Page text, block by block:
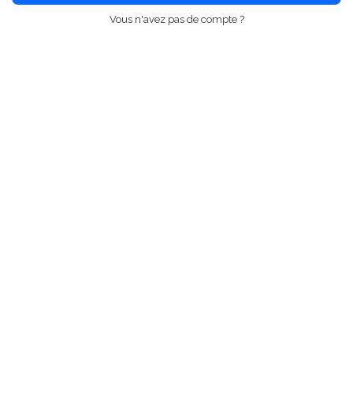
Vous n'avez pas de compte ?